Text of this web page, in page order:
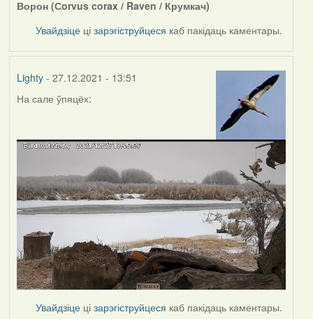
Ворон (Сorvus corax / Raven / Крумкач)
Увайдзіце цізарэгіструйцеся каб пакідаць каментары.
Lighty- 27.12.2021 - 13:51
На сале ўпяцёх:
Увайдзіце цізарэгіструйцеся каб пакідаць каментары.